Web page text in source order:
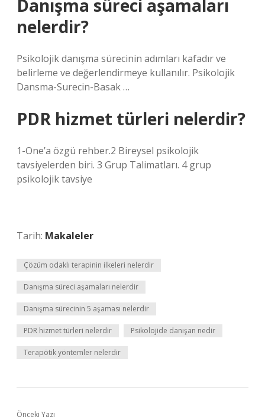
Danışma süreci aşamaları
nelerdir?
Psikolojik danışma sürecinin adımları kafadır ve
belirleme ve değerlendirmeye kullanılır. Psikolojik
Dansma-Surecin-Basak …
PDR hizmet türleri nelerdir?
1-One’a özgü rehber.2 Bireysel psikolojik
tavsiyelerden biri. 3 Grup Talimatları. 4 grup
psikolojik tavsiye
Tarih: Makaleler
Çözüm odaklı terapinin ilkeleri nelerdir
Danışma süreci aşamaları nelerdir
Danışma sürecinin 5 aşaması nelerdir
PDR hizmet türleri nelerdir Psikolojide danışan nedir
Terapötik yöntemler nelerdir
Önceki Yazı